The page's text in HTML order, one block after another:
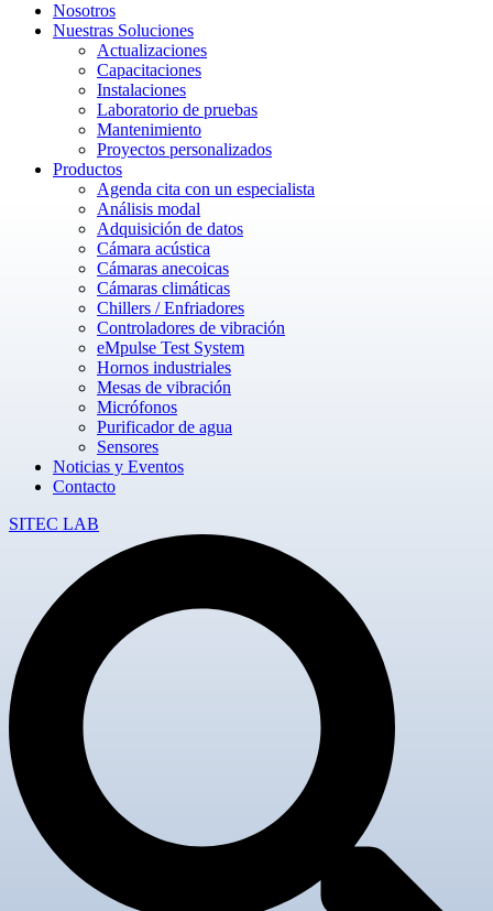
Nosotros
Nuestras Soluciones
Actualizaciones
Capacitaciones
Instalaciones
Laboratorio de pruebas
Mantenimiento
Proyectos personalizados
Productos
Agenda cita con un especialista
Análisis modal
Adquisición de datos
Cámara acústica
Cámaras anecoicas
Cámaras climáticas
Chillers / Enfriadores
Controladores de vibración
eMpulse Test System
Hornos industriales
Mesas de vibración
Micrófonos
Purificador de agua
Sensores
Noticias y Eventos
Contacto
SITEC LAB